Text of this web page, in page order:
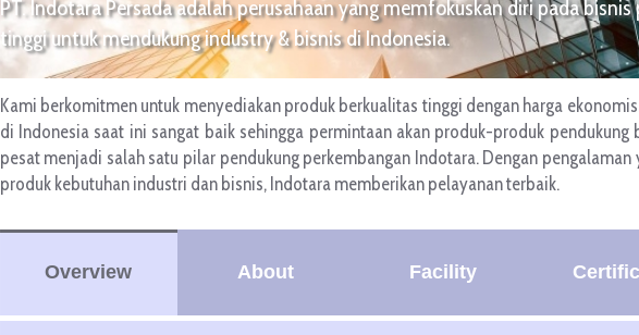
PT. Indotara Persada adalah perusahaan yang memfokuskan diri pada
tinggi untuk mendukung industry & bisnis di Indonesia.
Kami berkomitmen untuk menyediakan produk berkualitas tinggi dengan harga
di Indonesia saat ini sangat baik sehingga permintaan akan produk-produk
pesat menjadi salah satu pilar pendukung perkembangan Indotara. Dengan
produk kebutuhan industri dan bisnis, Indotara memberikan pelayanan terbaik.
Overview About Facility